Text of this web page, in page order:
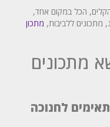
הכל במקום אחד,
מתכונים ללביבות, מתכון
מתכונים
לחנוכה